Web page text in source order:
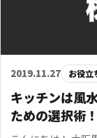
2019.11.27 お役立
キッチンは風
ための選択術！